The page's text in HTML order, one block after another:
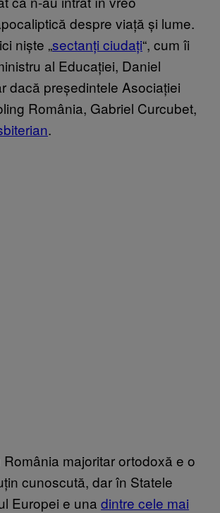
despre viață și lume.
niște „sectanți ciudați“, cum îi
al Educației, Daniel
dacă președintele Asociației
România, Gabriel Curcubet,
.
România majoritar ortodoxă e o
cunoscută, dar în Statele
Europei e una dintre cele mai